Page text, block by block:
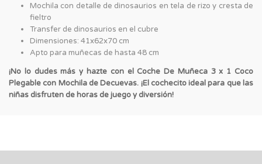
Mochila con detalle de dinosaurios en tela de rizo y cresta de
fieltro
Transfer de dinosaurios en el cubre
Dimensiones: 41x62x70 cm
Apto para muñecas de hasta 48 cm
¡No lo dudes más y hazte con el Coche De Muñeca 3 x 1 Coco
Plegable con Mochila de Decuevas. ¡El cochecito ideal para que las
niñas disfruten de horas de juego y diversión!